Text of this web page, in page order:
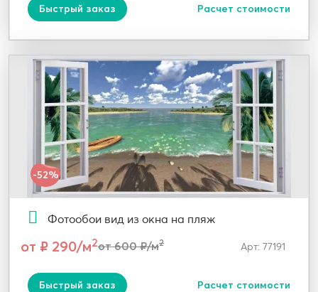
Быстрый заказ Расчет стоимости
-52%
Фотообои вид из окна на пляж
от ₽ 290/м2от 600 ₽/м2 Арт: 77191
Быстрый заказ Расчет стоимости